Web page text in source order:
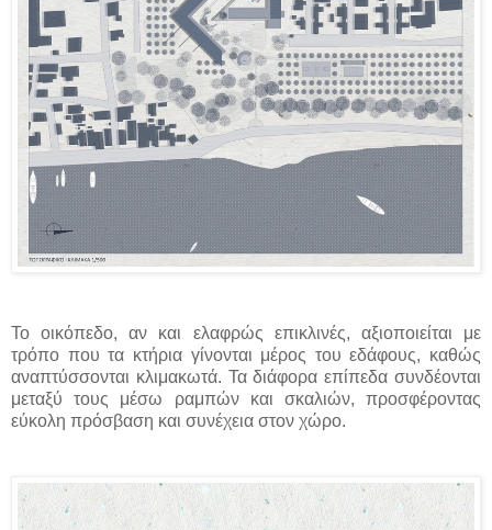
Το οικόπεδο, αν και ελαφρώς επικλινές, αξιοποιείται με
τρόπο που τα κτήρια γίνονται μέρος του εδάφους, καθώς
αναπτύσσονται κλιμακωτά. Τα διάφορα επίπεδα συνδέονται
μεταξύ τους μέσω ραμπών και σκαλιών, προσφέροντας
εύκολη πρόσβαση και συνέχεια στον χώρο.